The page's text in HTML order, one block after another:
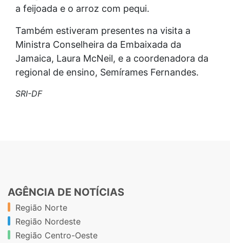
a feijoada e o arroz com pequi.
Também estiveram presentes na visita a
Ministra Conselheira da Embaixada da
Jamaica, Laura McNeil, e a coordenadora da
regional de ensino, Semírames Fernandes.
SRI-DF
AGÊNCIA DE NOTÍCIAS
Região Norte
Região Nordeste
Região Centro-Oeste